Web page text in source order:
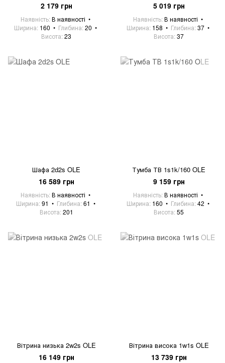
2 179 грн
Наявність В наявності
Ширина 160 Глибина 20
Висота 23
5 019 грн
Наявність В наявності
Ширина 158 Глибина 37
Висота 37
Шафа 2d2s OLE
16 589 грн
Наявність В наявності
Ширина 91 Глибина 61
Висота 201
Тумба ТВ 1s1k/160 OLE
9 159 грн
Наявність В наявності
Ширина 160 Глибина 42
Висота 55
Вітрина низька 2w2s OLE
16 149 грн
Вітрина висока 1w1s OLE
13 739 грн